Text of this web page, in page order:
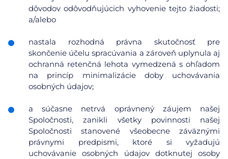
dôvodov odôvodňujúcich vyhovenie tejto žiadosti;
a/alebo
nastala rozhodná právna skutočnosť pre
skončenie účelu spracúvania a zároveň uplynula aj
ochranná retenčná lehota vymedzená s ohľadom
na princíp minimalizácie doby uchovávania
osobných údajov;
a súčasne netrvá oprávnený záujem našej
Spoločnosti, zanikli všetky povinnosti našej
Spoločnosti stanovené všeobecne záväznými
právnymi predpismi, ktoré si vyžadujú
uchovávanie osobných údajov dotknutej osoby